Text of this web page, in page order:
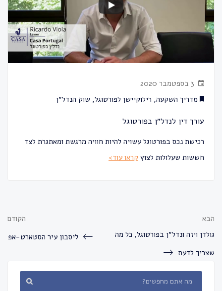
מדריך השקעה, רילוקיישן לפורטוגל, שוק הנדל״ן
עורך דין לנדל״ן בפורטוגל
רכישת נכס בפורטוגל עשויה להיות חוויה מרגשת ומאתגרת לצד
חששות שעלולות לצוץ קראו עוד>
הקודם
ליסבון עיר הסטארט-אפ
הבא
גולדן ויזה ונדל״ן בפורטוגל, כל מה
שצריך לדעת